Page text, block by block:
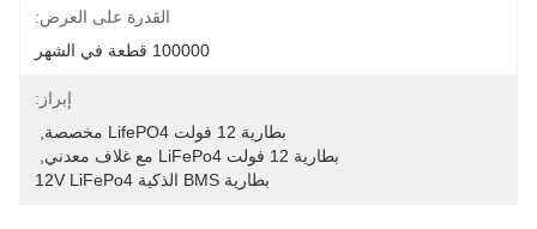
القدرة على العرض:
100000 قطعة في الشهر
إبراز:
بطارية 12 فولت LifePO4 مخصصة
بطارية 12 فولت LiFePo4 مع غلاف معدني
بطارية BMS الذكية 12V LiFePo4